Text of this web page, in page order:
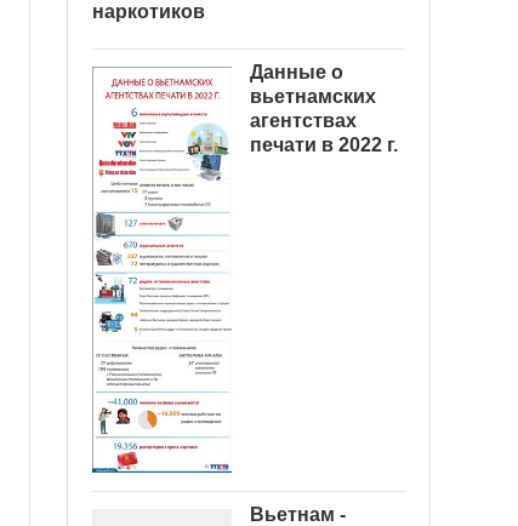
наркотиков
Данные о
вьетнамских
агентствах
печати в 2022 г.
Вьетнам -